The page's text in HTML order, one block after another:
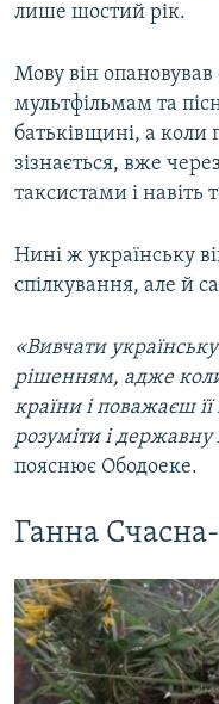
лише шостий рік.
Мову він
мультфільмам та
батьківщині, а коли
зізнається, вже
таксистами і навіть
Нині ж українську
спілкування, але й
«Вивчати
рішенням, адже
країни і поважаєш
розуміти і
пояснює Ободоеке.​
​Ганна